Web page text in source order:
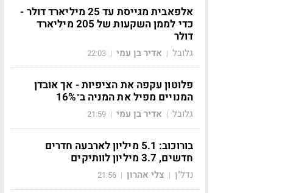
אלפאבית מגייסת עד 25 מיליארד דולר -
כדי לממן השקעות של 205 מיליארד
דולר
גלובל | אדיר בן עמי |
22:03
פלוטון עקפה את הציפיות - אך אובדן
המנויים מפיל את המניה ב־16%
גלובל | אדיר בן עמי |
21:59
בורוכוב: 5.1 מיליון לארבעה חדרים
חדשים, 3.7 מיליון לוותיקים
נדל"ן | צלי אהרון |
21:56